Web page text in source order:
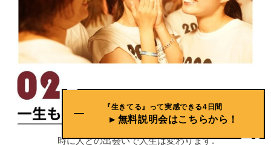
『生きてる』って実感できる4日間
►無料説明会はこちらから！
時に人との出会いで人生は変わります.